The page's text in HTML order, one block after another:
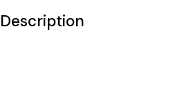
Description